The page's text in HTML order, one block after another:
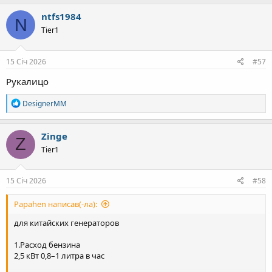
N ntfs1984
Tier1
15 Січ 2026 #57
Рукалицо
Р
е
а
к
ц
і
ї
:
DesignerMM
Z Zinge
Tier1
15 Січ 2026 #58
Papahen написав(-ла):
для китайских генераторов
1.Расход бензина
2,5 кВт 0,8–1 литра в час